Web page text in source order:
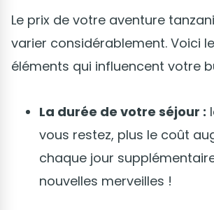
Le prix de votre aventure
varier considérablement. Voici
éléments qui influencent votre
La durée de votre séjour :
vous restez, plus le coût
chaque jour
nouvelles merveilles !